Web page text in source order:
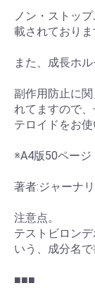
ノン・ストッ
載されておりま
また、成長ホ
副作用防止に
れてますので
テロイドをお使
※A4版50ペー
著者:ジャーナ
注意点。
テストビロン
いう、成分名
■■■